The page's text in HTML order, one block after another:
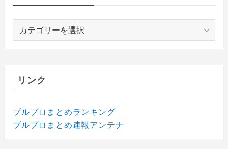
ーリンク
ブルプロまとめランキング
ブルプロまとめ速報アンテナ